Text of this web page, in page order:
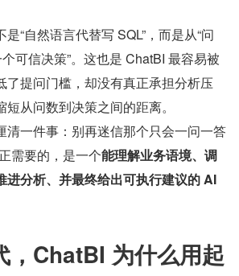
“自然语言代替写 SQL”，而是从“问
可信决策”。这也是 ChatBI 最容易被
了提问门槛，却没有真正承担分析压
从问数到决策之间的距离。
清一件事：别再迷信那个只会一问一答
需要的，是一个能理解业务语境、调
进分析、并最终给出可执行建议的 AI
，ChatBI 为什么用起